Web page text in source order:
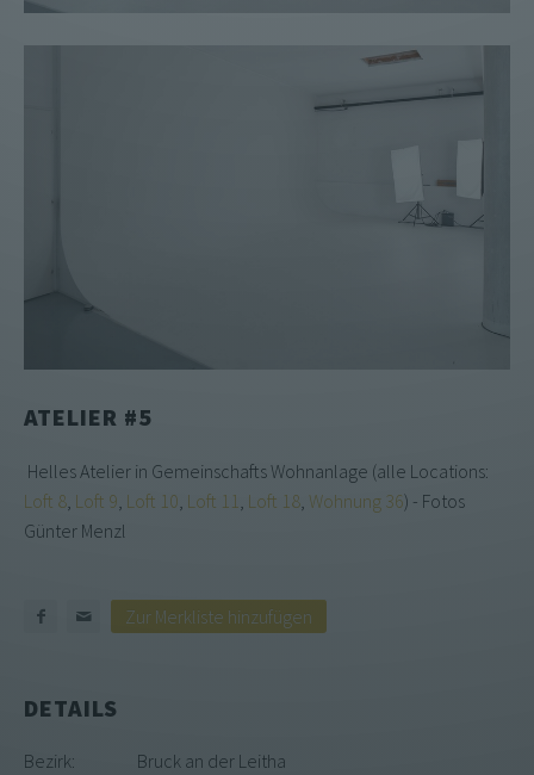
ATELIER #5
Helles Atelier in Gemeinschafts Wohnanlage (alle Locations:
Loft 8, Loft 9, Loft 10, Loft 11, Loft 18, Wohnung 36) - Fotos
Günter Menzl
Zur Merkliste hinzufügen
DETAILS
Bezirk:
Bruck an der Leitha